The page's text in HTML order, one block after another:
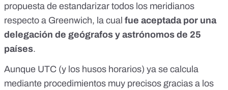
propuesta de estandarizar todos los meridianos
respecto a Greenwich, la cual fue aceptada por una
delegación de geógrafos y astrónomos de 25
países.
Aunque UTC (y los husos horarios) ya se calcula
mediante procedimientos muy precisos gracias a los